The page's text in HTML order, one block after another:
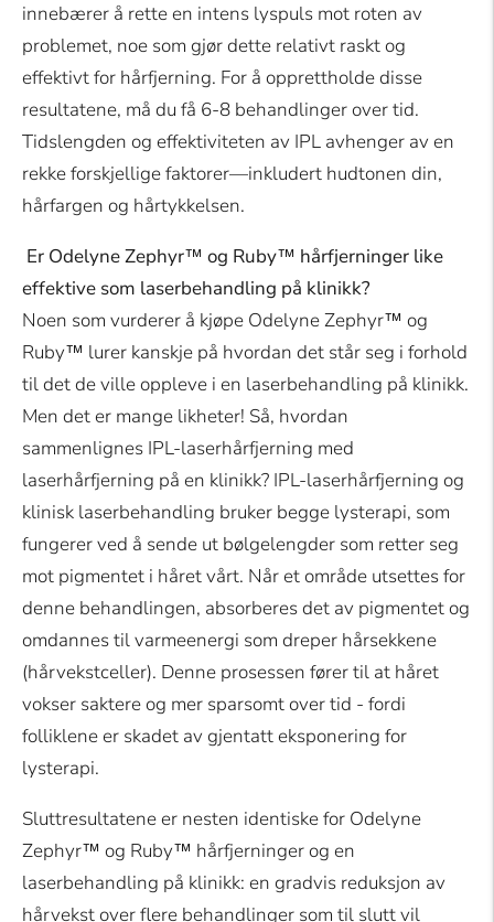
innebærer å rette en intens lyspuls mot roten av
problemet, noe som gjør dette relativt raskt og
effektivt for hårfjerning. For å opprettholde disse
resultatene, må du få 6-8 behandlinger over tid.
Tidslengden og effektiviteten av IPL avhenger av en
rekke forskjellige faktorer—inkludert hudtonen din,
hårfargen og hårtykkelsen.
Er Odelyne Zephyr™ og Ruby™ hårfjerninger like
effektive som laserbehandling på klinikk?
Noen som vurderer å kjøpe Odelyne Zephyr™ og
Ruby™ lurer kanskje på hvordan det står seg i forhold
til det de ville oppleve i en laserbehandling på klinikk.
Men det er mange likheter! Så, hvordan
sammenlignes IPL-laserhårfjerning med
laserhårfjerning på en klinikk? IPL-laserhårfjerning og
klinisk laserbehandling bruker begge lysterapi, som
fungerer ved å sende ut bølgelengder som retter seg
mot pigmentet i håret vårt. Når et område utsettes for
denne behandlingen, absorberes det av pigmentet og
omdannes til varmeenergi som dreper hårsekkene
(hårvekstceller). Denne prosessen fører til at håret
vokser saktere og mer sparsomt over tid - fordi
folliklene er skadet av gjentatt eksponering for
lysterapi.
Sluttresultatene er nesten identiske for Odelyne
Zephyr™ og Ruby™ hårfjerninger og en
laserbehandling på klinikk: en gradvis reduksjon av
hårvekst over flere behandlinger som til slutt vil